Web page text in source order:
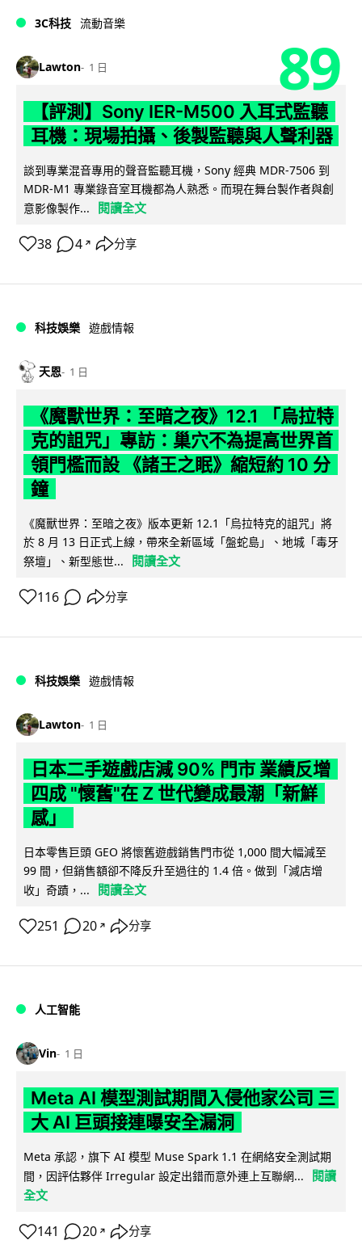
3C科技 流動音樂
Lawton 1 日 89
【評測】Sony IER-M500 入耳式監聽
耳機：現場拍攝、後製監聽與人聲利器
談到專業混音專用的聲音監聽耳機，Sony 經典 MDR-7506 到
MDR-M1 專業錄音室耳機都為人熟悉。而現在舞台製作者與創
意影像製作...
閱讀全文
38 4 ↗ 分享
科技娛樂 遊戲情報
天恩 1 日
《魔獸世界：至暗之夜》12.1 「烏拉特
克的詛咒」專訪：巢穴不為提高世界首
領門檻而設 《諸王之眠》縮短約 10 分
鐘
《魔獸世界：至暗之夜》版本更新 12.1「烏拉特克的詛咒」將
於 8 月 13 日正式上線，帶來全新區域「盤蛇島」、地城「毒牙
祭壇」、新型態世...
閱讀全文
116 分享
科技娛樂 遊戲情報
Lawton 1 日
日本二手遊戲店減 90% 門市 業績反增
四成 "懷舊"在 Z 世代變成最潮「新鮮
感」
日本零售巨頭 GEO 將懷舊遊戲銷售門市從 1,000 間大幅減至
99 間，但銷售額卻不降反升至過往的 1.4 倍。做到「減店增
收」奇蹟，...
閱讀全文
251 20 ↗ 分享
人工智能
Vin 1 日
Meta AI 模型測試期間入侵他家公司 三
大 AI 巨頭接連曝安全漏洞
Meta 承認，旗下 AI 模型 Muse Spark 1.1 在網絡安全測試期
間，因評估夥伴 Irregular 設定出錯而意外連上互聯網...
閱讀
全文
141 20 ↗ 分享